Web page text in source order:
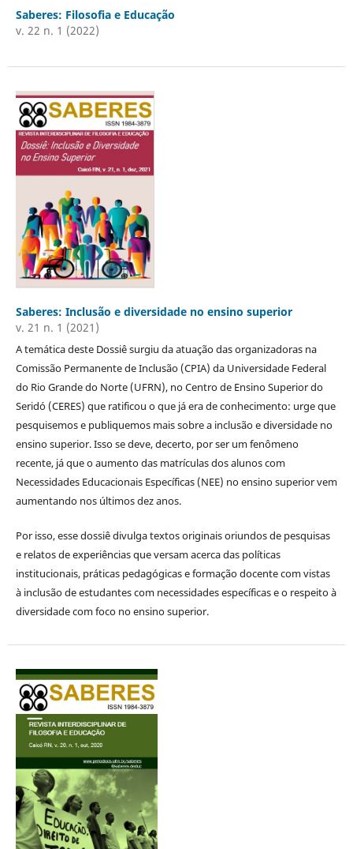
Saberes: Filosofia e Educação
v. 22 n. 1 (2022)
Saberes: Inclusão e diversidade no ensino superior
v. 21 n. 1 (2021)
A temática deste Dossiê surgiu da atuação das organizadoras na
Comissão Permanente de Inclusão (CPIA) da Universidade Federal
do Rio Grande do Norte (UFRN), no Centro de Ensino Superior do
Seridó (CERES) que ratificou o que já era de conhecimento: urge que
pesquisemos e publiquemos mais sobre a inclusão e diversidade no
ensino superior. Isso se deve, decerto, por ser um fenômeno
recente, já que o aumento das matrículas dos alunos com
Necessidades Educacionais Específicas (NEE) no ensino superior vem
aumentando nos últimos dez anos.
Por isso, esse dossiê divulga textos originais oriundos de pesquisas
e relatos de experiências que versam acerca das políticas
institucionais, práticas pedagógicas e formação docente com vistas
à inclusão de estudantes com necessidades específicas e o respeito à
diversidade com foco no ensino superior.